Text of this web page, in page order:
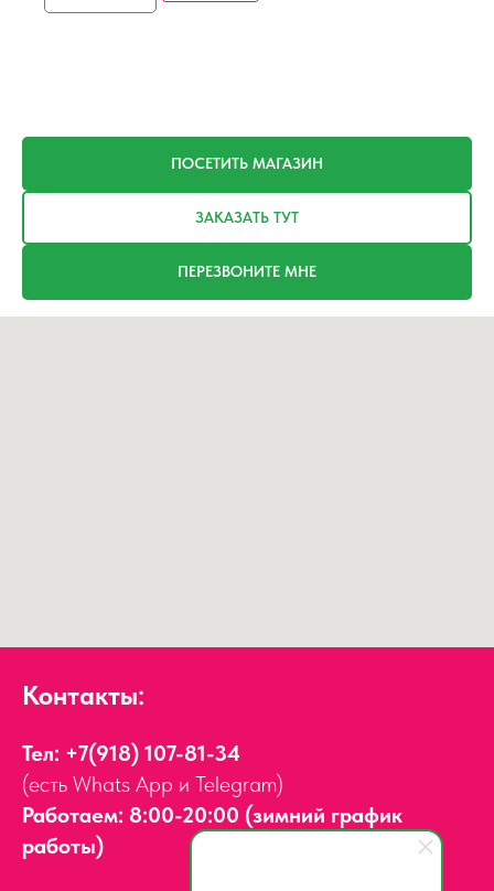
ПОСЕТИТЬ МАГАЗИН
ЗАКАЗАТЬ ТУТ
ПЕРЕЗВОНИТЕ МНЕ
Контакты:
Тел: +7(918) 107-81-34
(есть Whats App и Telegram)
Работаем: 8:00-20:00 (зимний график
работы)